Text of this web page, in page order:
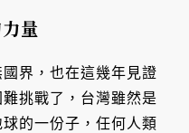
量
界，也在這幾年見證
挑戰了，台灣雖然是
的一份子，任何人類